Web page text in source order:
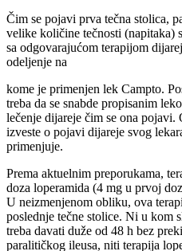
Čim se pojavi prva tečna stolica,
velike količine tečnosti (napitaka)
sa odgovarajućom terapijom
odeljenje na
kome je primenjen lek Campto.
treba da se snabde propisanim
lečenje dijareje čim se ona pojavi.
izveste o pojavi dijareje svog
primenjuje.
Prema aktuelnim preporukama,
doza loperamida (4 mg u prvoj
U neizmenjenom obliku, ova
poslednje tečne stolice. Ni u kom
treba davati duže od 48 h bez
paralitičkog ileusa, niti terapija